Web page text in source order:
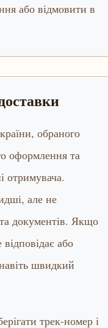
або відмовити в
обраного
оформлення та
отримувача.
але не
документів. Якщо
або
швидкий
трек-номер і